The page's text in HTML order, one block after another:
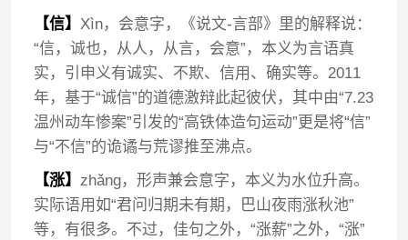
【信】Xìn，会意字，《说文-言部》里的解释说：
“信，诚也，从人，从言，会意”，本义为言语真
实，引申义有诚实、不欺、信用、确实等。2011
年，基于“诚信”的道德激辩此起彼伏，其中由“7.23
温州动车惨案”引发的“高铁体造句运动”更是将“信”
与“不信”的诡谲与荒谬推至沸点。
【涨】zhǎng，形声兼会意字，本义为水位升高。
实际语用如“君问归期未有期，巴山夜雨涨秋池”
等，有很多。不过，佳句之外，“涨薪”之外，“涨”